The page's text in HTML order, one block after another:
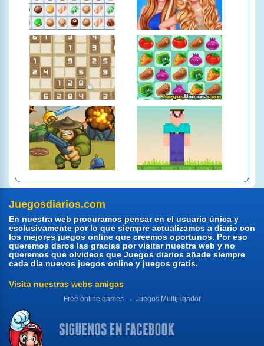
Juegosdiarios.com
En nuestra web procuramos pensar en el usuario única y
esclusivamente por lo que siempre actualizamos a diario con
los mejores juegos online que creemos oportunos. Por eso
queremos daros las gracias por visitar nuestra web y no
queremos que olvideos que Juegos diarios añade siempre
cada día nuevos juegos online y juegos gratis.
Visita nuestras webs amigas
Free online games Juegos Multijugador